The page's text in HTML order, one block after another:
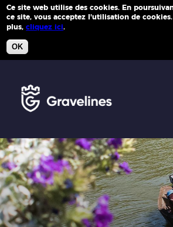
Ce site web utilise des cookies. En
ce site, vous acceptez l'utilisation de
plus,cliquez ici.
OK